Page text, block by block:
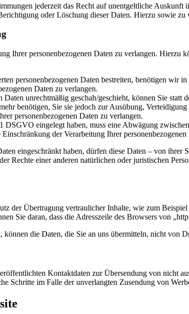
jederzeit das Recht auf unentgeltliche
oder Löschung dieser Daten. Hierzu sowie
Ihrer personenbezogenen Daten zu verlangen.
personenbezogenen Daten bestreiten, benötigen wir
Daten zu verlangen.
unrechtmäßig geschah/geschieht, können Sie
benötigen, Sie sie jedoch zur Ausübung,
personenbezogenen Daten zu verlangen.
eingelegt haben, muss eine Abwägung
der Verarbeitung Ihrer
eingeschränkt haben, dürfen diese Daten – von
Rechte einer anderen natürlichen oder juristischen
der Übertragung vertraulicher Inhalte, wie zum
Sie daran, dass die Adresszeile des Browsers von
die Daten, die Sie an uns übermitteln, nicht von
Kontaktdaten zur Übersendung von nicht
Schritte im Falle der unverlangten Zusendung von